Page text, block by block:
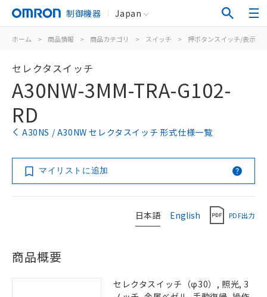
制御機器 Japan
ホーム > 商品情報 > 商品カテゴリ > スイッチ > 押ボタンスイッチ/表示灯
セレクタスイッチ
A30NW-3MM-TRA-G102-
RD
A30NS / A30NW セレクタスイッチ 形式仕様一覧
マイリストに追加
日本語 English PDF出力
商品概要
セレクタスイッチ（φ30）, 照光, 3